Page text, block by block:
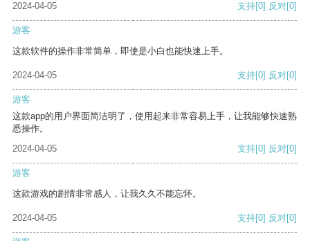
2024-04-05 支持[0] 反对[0]
游客
这款软件的操作非常简单，即使是小白也能快速上手。
2024-04-05 支持[0] 反对[0]
游客
这款app的用户界面简洁明了，使用起来非常容易上手，让我能够快速熟
悉操作。
2024-04-05
支持[0] 反对[0]
游客
这款游戏的剧情非常感人，让我久久不能忘怀。
2024-04-05 支持[0] 反对[0]